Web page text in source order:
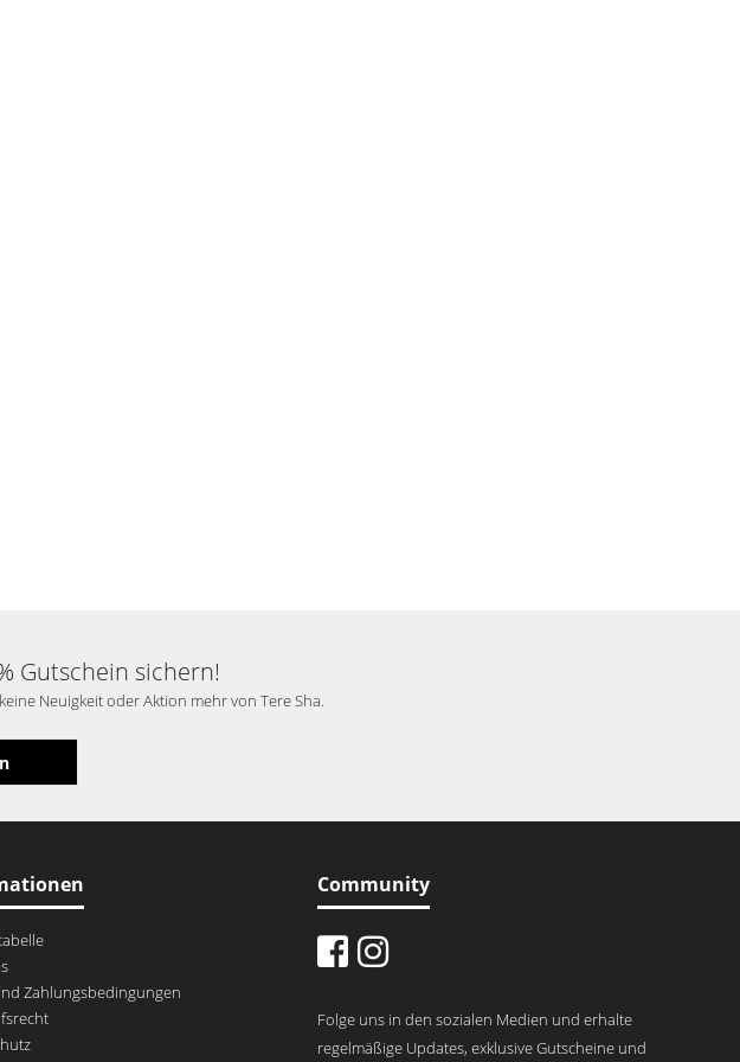
Gutschein sichern!
Neuigkeit oder Aktion mehr von Tere Sha.
Zahlungsbedingungen
Community
Folge uns in den sozialen Medien und erhalte
regelmäßige Updates, exklusive Gutscheine und